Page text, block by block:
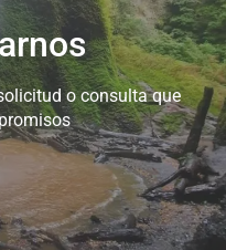
o consulta que